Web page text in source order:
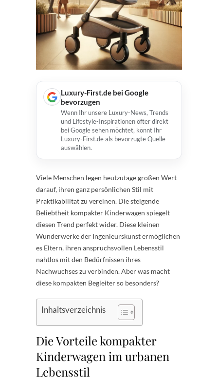
Luxury-First.de bei Google
bevorzugen
Wenn Ihr unsere Luxury-News, Trends
und Lifestyle-Inspirationen öfter direkt
bei Google sehen möchtet, könnt Ihr
Luxury-First.de als bevorzugte Quelle
auswählen.
Viele Menschen legen heutzutage großen Wert
darauf, ihren ganz persönlichen Stil mit
Praktikabilität zu vereinen. Die steigende
Beliebtheit kompakter Kinderwagen spiegelt
diesen Trend perfekt wider. Diese kleinen
Wunderwerke der Ingenieurskunst ermöglichen
es Eltern, ihren anspruchsvollen Lebensstil
nahtlos mit den Bedürfnissen ihres
Nachwuchses zu verbinden. Aber was macht
diese kompakten Begleiter so besonders?
Inhaltsverzeichnis
Die Vorteile kompakter
Kinderwagen im urbanen
Lebensstil